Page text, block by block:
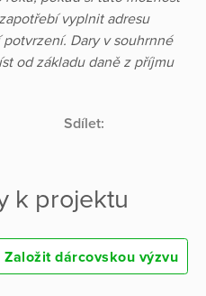
vyplnit adresu
Dary v souhrnné
od základu daně z příjmu
Sdílet:
k projektu
Založit dárcovskou výzvu